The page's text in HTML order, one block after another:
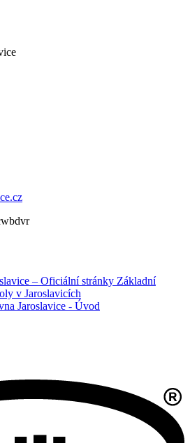
– Oficiální stránky Základní
v Jaroslavicích
Jaroslavice - Úvod